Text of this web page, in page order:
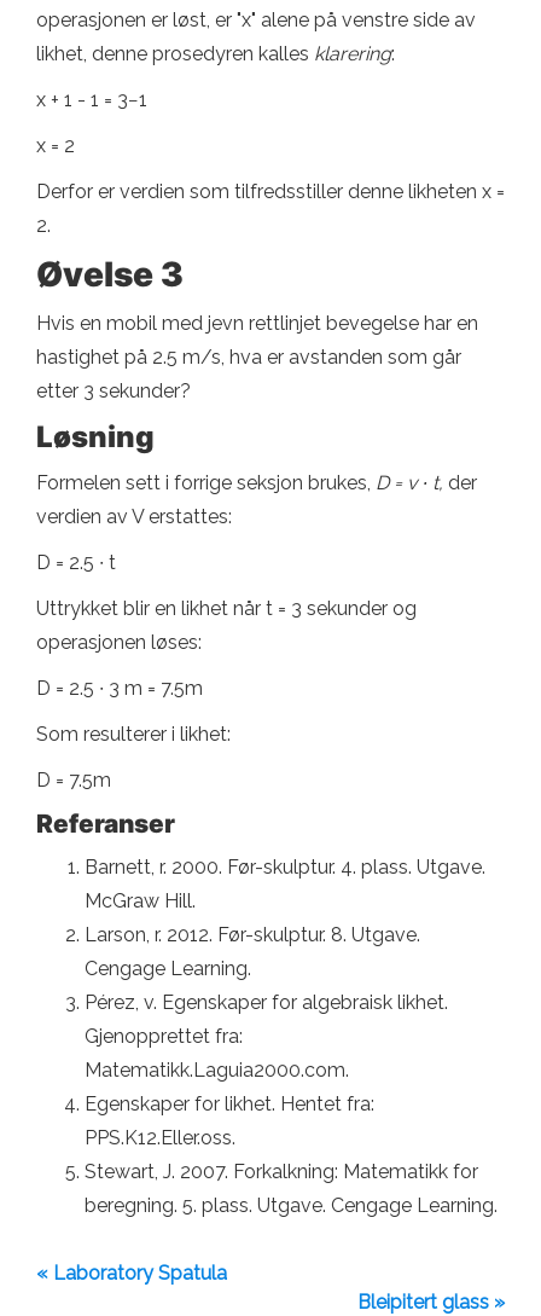
operasjonen er løst, er "x" alene på venstre side av
likhet, denne prosedyren kalles klarering:
x + 1 - 1 = 3−1
x = 2
Derfor er verdien som tilfredsstiller denne likheten x =
2.
Øvelse 3
Hvis en mobil med jevn rettlinjet bevegelse har en
hastighet på 2.5 m/s, hva er avstanden som går
etter 3 sekunder?
Løsning
Formelen sett i forrige seksjon brukes, D = v ∙ t, der
verdien av V erstattes:
D = 2.5 ∙ t
Uttrykket blir en likhet når t = 3 sekunder og
operasjonen løses:
D = 2.5 ∙ 3 m = 7.5m
Som resulterer i likhet:
D = 7.5m
Referanser
Barnett, r. 2000. Før-skulptur. 4. plass. Utgave.
McGraw Hill.
Larson, r. 2012. Før-skulptur. 8. Utgave.
Cengage Learning.
Pérez, v. Egenskaper for algebraisk likhet.
Gjenopprettet fra:
Matematikk.Laguia2000.com.
Egenskaper for likhet. Hentet fra:
PPS.K12.Eller.oss.
Stewart, J. 2007. Forkalkning: Matematikk for
beregning. 5. plass. Utgave. Cengage Learning.
« Laboratory Spatula
Bleipitert glass »